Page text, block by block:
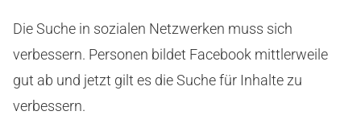
Die Suche in sozialen Netzwerken muss sich
verbessern. Personen bildet Facebook mittlerweile
gut ab und jetzt gilt es die Suche für Inhalte zu
verbessern.